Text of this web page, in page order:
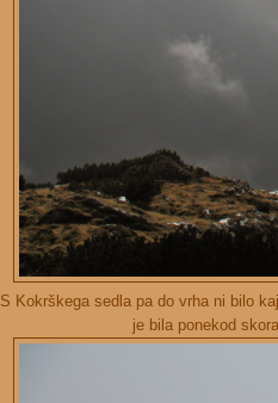
S Kokrškega sedla pa do vrha ni bilo
je bila ponekod